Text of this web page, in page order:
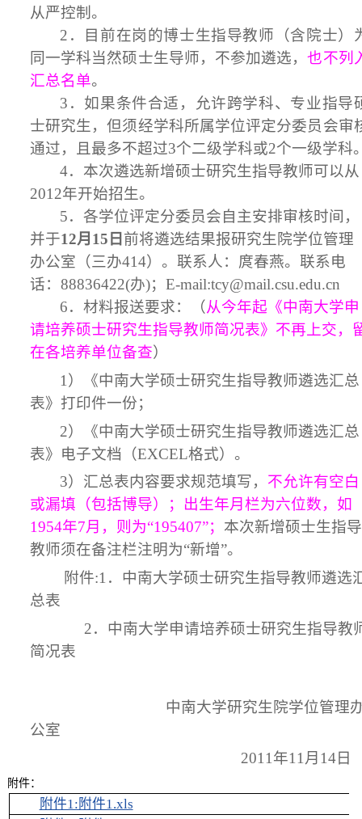
从严控制。
2．目前在岗的博士生指导教师（含院士）
同一学科当然硕士生导师，不参加遴选，也不列
汇总名单。
3．如果条件合适，允许跨学科、专业指导
士研究生，但须经学科所属学位评定分委员会审
通过，且最多不超过3个二级学科或2个一级学科
4．本次遴选新增硕士研究生指导教师可以从
2012年开始招生。
5．各学位评定分委员会自主安排审核时间，
并于12月15日 前将遴选结果报研究生院学位管理
办公室（三办414）。联系人：庹春燕。联系电
话：88836422(办)；E-mail:tcy@mail.csu.edu.cn
6．材料报送要求：
（从今年起《中南大学申
请培养硕士研究生指导教师简况表》不再上交，
在各培养单位备查）
1）《中南大学硕士研究生指导教师遴选汇总
表》打印件一份；
2）《中南大学硕士研究生指导教师遴选汇总
表》电子文档（EXCEL格式）。
3）汇总表内容要求规范填写， 不允许有空白
或漏填（包括博导）；出生年月栏为六位数，如
1954年7月，则为“195407”； 本次新增硕士生指导
教师须在备注栏注明为“新增”。
附件:1．中南大学硕士研究生指导教师遴选
总表
2．中南大学申请培养硕士研究生指导教
简况表
中南大学研究生院学位管理
公室
201 1 年1 1 月 14日
附件：
附件1:附件1.xls